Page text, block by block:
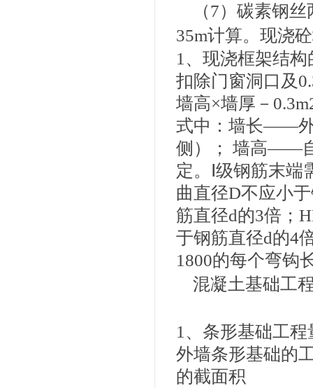
（7）碳素钢
35m计算。 现浇
1、现浇框架结
扣除门窗洞口及
墙高×墙厚－
式中：墙长——外
侧）； 墙高——
定。Ⅰ级钢筋末端
曲直径D不应小
筋直径d的3倍；
于钢筋直径d的4
1800的每个弯钩
混凝土基础工
1、条形基础工
外墙条形基础的
的截面积